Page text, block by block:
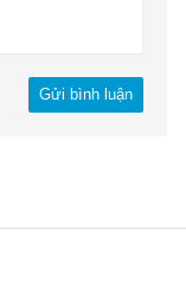
Gửi bình luận